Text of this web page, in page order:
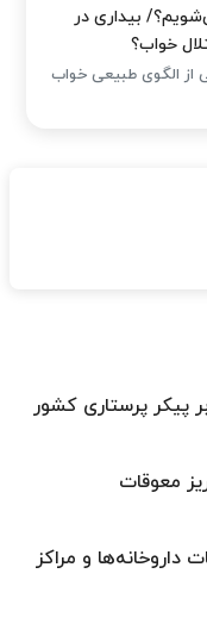
بیدار می‌شویم؟/ بیداری در
خواب؟
بخشی از الگوی طبیعی خواب
پیکر پرستاری کشور
معوقات
داروخانه‌ها و مراکز